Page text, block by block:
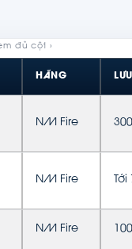
HÃNG
NM Fire
NM Fire
NM Fire